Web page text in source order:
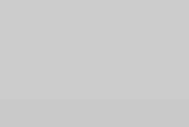
запчастей или